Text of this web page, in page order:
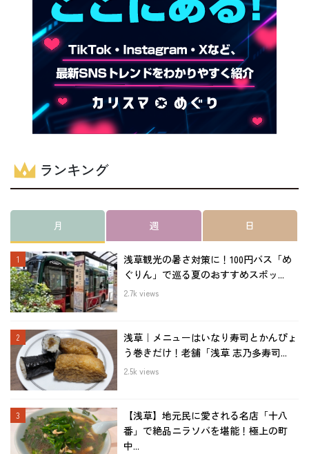
ランキング
月 週 日
浅草観光の暑さ対策に！100円バス「め
ぐりん」で巡る夏のおすすめスポッ...
2.7k views
浅草｜メニューはいなり寿司とかんぴょ
う巻きだけ！老舗「浅草 志乃多寿司...
2.5k views
【浅草】地元民に愛される名店「十八
番」で絶品ニラソバを堪能！極上の町
中...